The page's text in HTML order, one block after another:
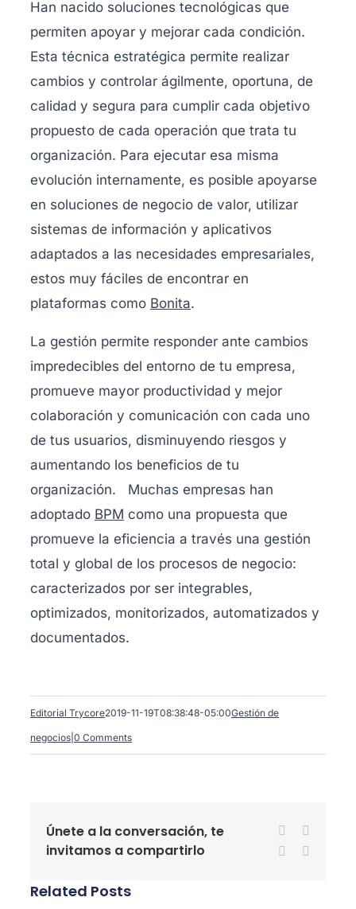
Han nacido soluciones tecnológicas que
permiten apoyar y mejorar cada condición.
Esta técnica estratégica permite realizar
cambios y controlar ágilmente, oportuna, de
calidad y segura para cumplir cada objetivo
propuesto de cada operación que trata tu
organización. Para ejecutar esa misma
evolución internamente, es posible apoyarse
en soluciones de negocio de valor, utilizar
sistemas de información y aplicativos
adaptados a las necesidades empresariales,
estos muy fáciles de encontrar en
plataformas como Bonita.
La gestión permite responder ante cambios
impredecibles del entorno de tu empresa,
promueve mayor productividad y mejor
colaboración y comunicación con cada uno
de tus usuarios, disminuyendo riesgos y
aumentando los beneficios de tu
organización. Muchas empresas han
adoptado BPM como una propuesta que
promueve la eficiencia a través una gestión
total y global de los procesos de negocio:
caracterizados por ser integrables,
optimizados, monitorizados, automatizados y
documentados.
Editorial Trycore2019-11-19T08:38:48-05:00Gestión de
negocios 0 Comments
Únete a la conversación, te
invitamos a compartirlo
Facebook
LinkedIn
Related Posts